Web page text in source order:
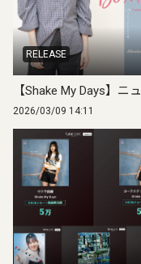
RELEASE
2026/03/09 14:11